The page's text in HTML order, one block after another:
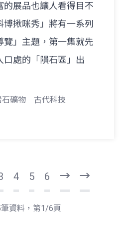
的展品也讓人看得目不
博揪咪秀」將有一系列
覽」主題，第一集就先
口處的「隕石區」出
石礦物 古代科技
4 5 6
一
頁
後
資料，第1/6頁